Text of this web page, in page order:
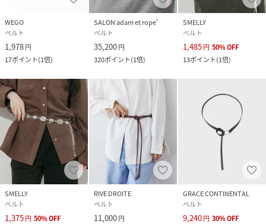
WEGO
ベルト
1,978円
17ポイント(1倍)
SALON adam et rope'
ベルト
35,200円
320ポイント(1倍)
SMELLY
ベルト
1,485円 50%OFF
13ポイント(1倍)
SMELLY
ベルト
1,375円 50%OFF
RIVE DROITE
ベルト
11,000円
GRACE CONTINENTAL
ベルト
9,240円 30%OFF